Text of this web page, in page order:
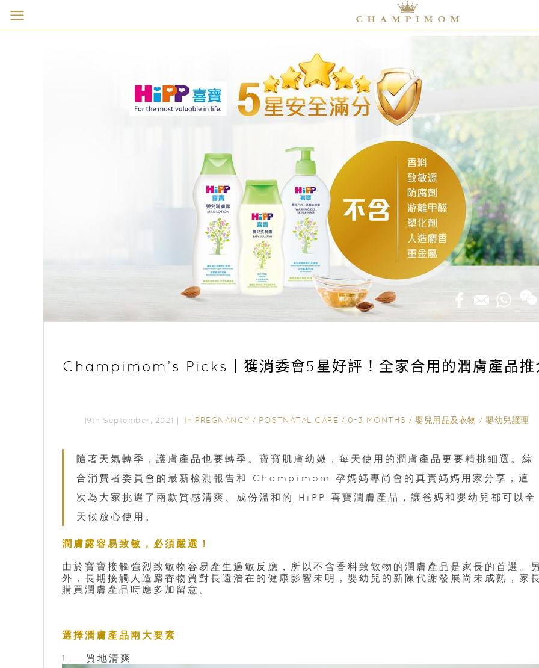
Champimom’s Picks｜獲消委會5星好評！全家合用的潤膚產品推
19th September, 2021｜ In PREGNANCY / POSTNATAL CARE / 0-3 MONTHS / 嬰兒用品及衣物 / 嬰幼兒護理
隨著天氣轉季，護膚產品也要轉季。寶寶肌膚幼嫩，每天使用的潤膚產品更要精挑細選。綜
合消費者委員會的最新檢測報告和 Champimom 孕媽媽專尚會的真實媽媽用家分享，這
次為大家挑選了兩款質感清爽、成份溫和的 HiPP 喜寶潤膚產品，讓爸媽和嬰幼兒都可以全
天候放心使用。
潤膚露容易致敏，必須嚴選！
由於寶寶接觸強烈致敏物容易產生過敏反應，所以不含香料致敏物的潤膚產品是家長的首選。
外，長期接觸人造麝香物質對長遠潛在的健康影響未明，嬰幼兒的新陳代謝發展尚未成熟，家
購買潤膚產品時應多加留意。
選擇潤膚產品兩大要素
1.	質地清爽